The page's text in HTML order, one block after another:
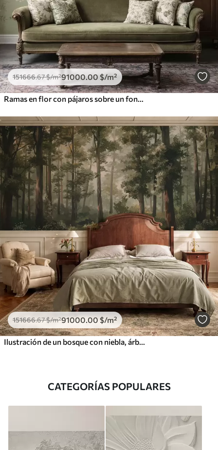
151666.67$/m²91000.00 $/m²
Ramas en flor con pájaros sobre un fondo verde claro
151666.67$/m²91000.00 $/m²
Ilustración de un bosque con niebla, árboles altos y un sendero.
CATEGORÍAS POPULARES